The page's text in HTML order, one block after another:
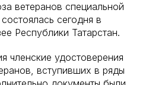
ветеранов специальной
сегодня в
Республики Татарстан.
членские удостоверения
вступивших в ряды